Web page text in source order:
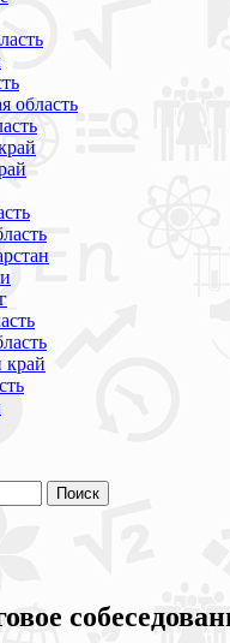
область
край